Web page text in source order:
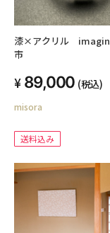
漆×アクリル
市
89,000 (税込)
misora
送料込み